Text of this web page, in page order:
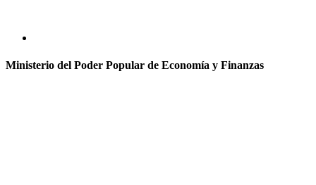
Ministerio del Poder Popular de Economía y Finanzas